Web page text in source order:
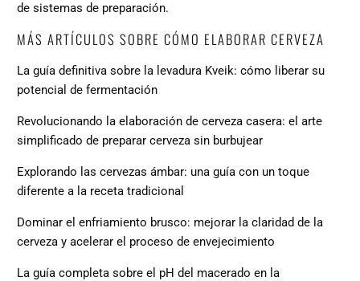
de sistemas de preparación.
MÁS ARTÍCULOS SOBRE CÓMO ELABORAR CERVEZA
La guía definitiva sobre la levadura Kveik: cómo liberar su
potencial de fermentación
Revolucionando la elaboración de cerveza casera: el arte
simplificado de preparar cerveza sin burbujear
Explorando las cervezas ámbar: una guía con un toque
diferente a la receta tradicional
Dominar el enfriamiento brusco: mejorar la claridad de la
cerveza y acelerar el proceso de envejecimiento
La guía completa sobre el pH del macerado en la